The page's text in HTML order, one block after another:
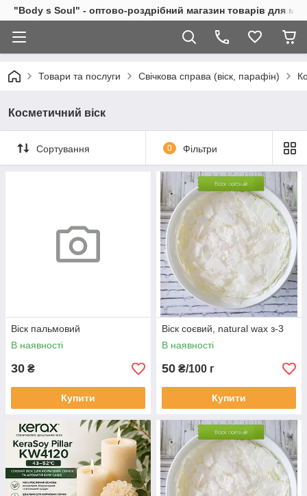
"Body s Soul" - оптово-роздрібний магазин товарів для
Товари та послуги Свічкова справа (віск, парафін)
Косметичний віск
Сортування 0 Фільтри
Віск пальмовий
В наявності
30 ₴
Купити
Віск соєвий, natural wax з-3
В наявності
50 ₴/100 г
Купити